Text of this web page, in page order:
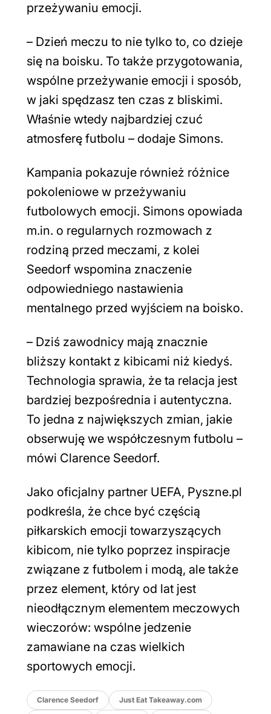
przeżywaniu emocji.
– Dzień meczu to nie tylko to, co dzieje
się na boisku. To także przygotowania,
wspólne przeżywanie emocji i sposób,
w jaki spędzasz ten czas z bliskimi.
Właśnie wtedy najbardziej czuć
atmosferę futbolu – dodaje Simons.
Kampania pokazuje również różnice
pokoleniowe w przeżywaniu
futbolowych emocji. Simons opowiada
m.in. o regularnych rozmowach z
rodziną przed meczami, z kolei
Seedorf wspomina znaczenie
odpowiedniego nastawienia
mentalnego przed wyjściem na boisko.
– Dziś zawodnicy mają znacznie
bliższy kontakt z kibicami niż kiedyś.
Technologia sprawia, że ta relacja jest
bardziej bezpośrednia i autentyczna.
To jedna z największych zmian, jakie
obserwuję we współczesnym futbolu –
mówi Clarence Seedorf.
Jako oficjalny partner UEFA, Pyszne.pl
podkreśla, że chce być częścią
piłkarskich emocji towarzyszących
kibicom, nie tylko poprzez inspiracje
związane z futbolem i modą, ale także
przez element, który od lat jest
nieodłącznym elementem meczowych
wieczorów: wspólne jedzenie
zamawiane na czas wielkich
sportowych emocji.
Clarence Seedorf Just Eat Takeaway.com